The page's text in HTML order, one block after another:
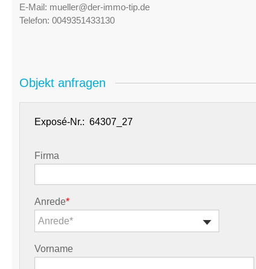
E-Mail: mueller@der-immo-tip.de
Telefon: 0049351433130
Objekt anfragen
Exposé-Nr.:
Firma
Anrede*
Anrede*
Vorname